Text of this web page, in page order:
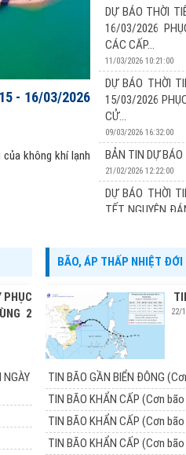
- 16/03/2026
không khí lạnh
13/03/2026 17:24:00
Xu thế thời tiết:
đêm nay và sáng
các ngày 15 và 16/
DỰ BÁO THỜI
16/03/2026
CÁC CẤP...
11/03/2026 10:21:00
DỰ BÁO THỜI
15/03/2026
CỬ...
09/03/2026 16:32:00
BẢN TIN DỰ
21/02/2026 12:22:00
DỰ BÁO THỜI
TẾT NGUYÊN
DỰ BÁO THỜI
TỪ...
19/02/2026 13:19:00
PHỤC
2
BÃO, ÁP THẤP NHIỆT ĐỚI
22/
TIN BÃO GẦN BIỂN ĐÔNG
TIN BÃO KHẨN CẤP (Cơn
TIN BÃO KHẨN CẤP (Cơn
TIN BÃO KHẨN CẤP (Cơn